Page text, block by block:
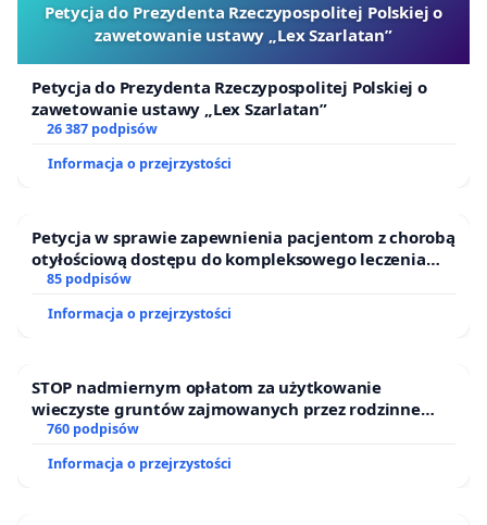
Petycja do Prezydenta Rzeczypospolitej Polskiej o
zawetowanie ustawy „Lex Szarlatan”
Petycja do Prezydenta Rzeczypospolitej Polskiej o
zawetowanie ustawy „Lex Szarlatan”
26 387 podpisów
Informacja o przejrzystości
Petycja w sprawie zapewnienia pacjentom z chorobą
otyłościową dostępu do kompleksowego leczenia
oraz programów profilaktycznych.
85 podpisów
Informacja o przejrzystości
STOP nadmiernym opłatom za użytkowanie
wieczyste gruntów zajmowanych przez rodzinne
ogrody działkowe.
760 podpisów
Informacja o przejrzystości